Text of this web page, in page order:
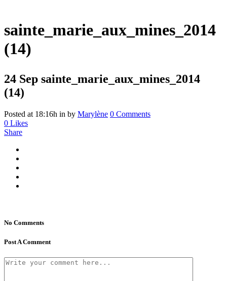
sainte_marie_aux_mines_2014
(14)
24 Sep sainte_marie_aux_mines_2014
(14)
Posted at 18:16h in by Marylène 0 Comments
0 Likes
Share
No Comments
Post A Comment